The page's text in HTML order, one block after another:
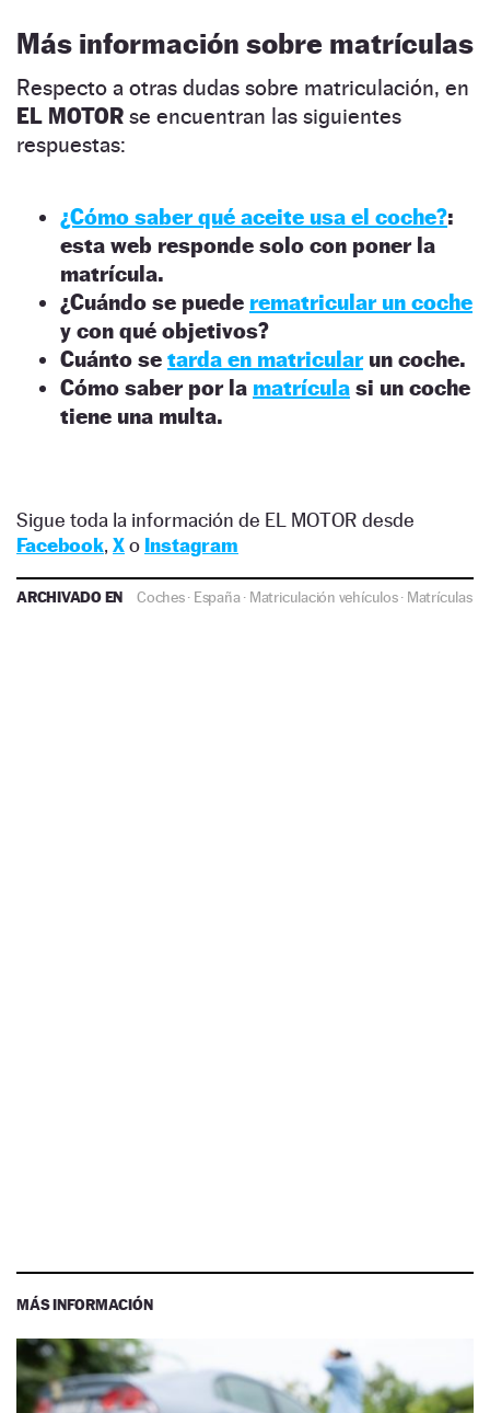
Más información sobre matrículas
Respecto a otras dudas sobre matriculación, en
EL MOTOR se encuentran las siguientes
respuestas:
¿Cómo saber qué aceite usa el coche?:
esta web responde solo con poner la
matrícula.
¿Cuándo se puede rematricular un coche
y con qué objetivos?
Cuánto se tarda en matricularun coche.
Cómo saber por la matrícula si un coche
tiene una multa.
Sigue toda la información de EL MOTOR desde
Facebook, Xo Instagram
ARCHIVADO EN Coches· España· Matriculación vehículos· Matrículas
MÁS INFORMACIÓN